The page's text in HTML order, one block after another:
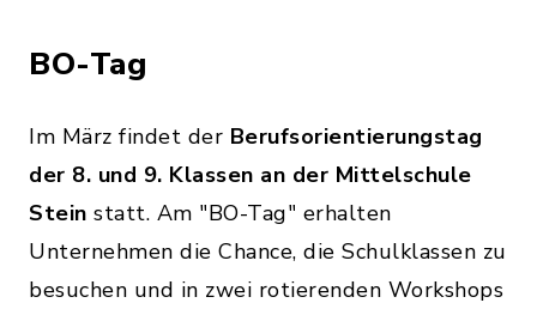
BO-Tag
Im März findet der Berufsorientierungstag
der 8. und 9. Klassen an der Mittelschule
Stein statt. Am "BO-Tag" erhalten
Unternehmen die Chance, die Schulklassen zu
besuchen und in zwei rotierenden Workshops